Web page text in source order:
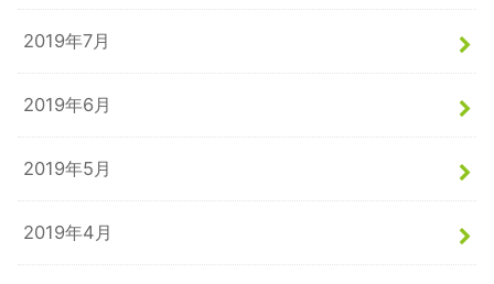
2019年7月
2019年6月
2019年5月
2019年4月